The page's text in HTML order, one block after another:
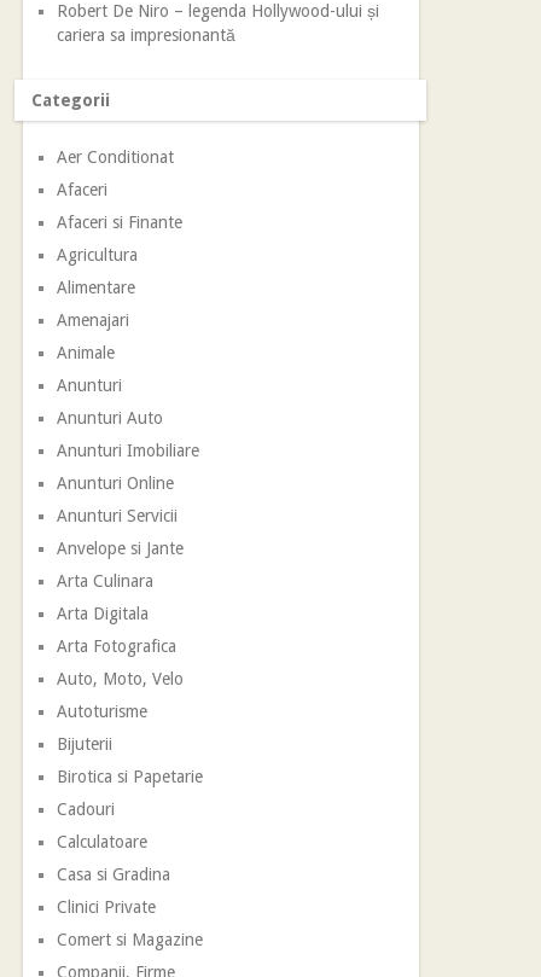
Robert De Niro – legenda Hollywood-ului și
cariera sa impresionantă
Categorii
Aer Conditionat
Afaceri
Afaceri si Finante
Agricultura
Alimentare
Amenajari
Animale
Anunturi
Anunturi Auto
Anunturi Imobiliare
Anunturi Online
Anunturi Servicii
Anvelope si Jante
Arta Culinara
Arta Digitala
Arta Fotografica
Auto, Moto, Velo
Autoturisme
Bijuterii
Birotica si Papetarie
Cadouri
Calculatoare
Casa si Gradina
Clinici Private
Comert si Magazine
Companii, Firme